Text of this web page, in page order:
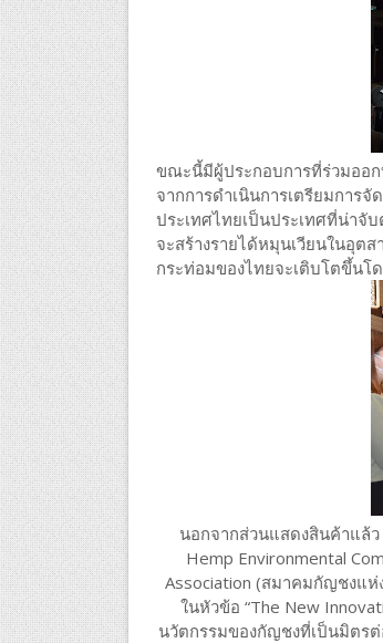
ขณะนี้มีผู้ประกอบการที่ร่วมออ
จากการดำเนินการเตรียมการ
ประเทศไทยเป็นประเทศที่น่าจั
จะสร้างรายได้หมุนเวียนในอุ
กระท่อมของไทยจะเติบโตขึ้นโ
นอกจากส่วนแสดงสินค้าแล้
Hemp Environmental
Association (สมาคมกัญชงแห่
ในหัวข้อ “The New
นวัตกรรมของกัญชงที่เป็นมิตร